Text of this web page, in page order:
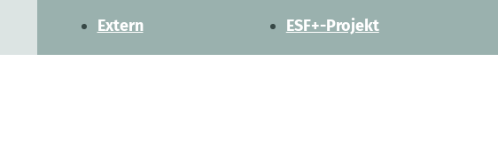
Extern
ESF+-Projekt